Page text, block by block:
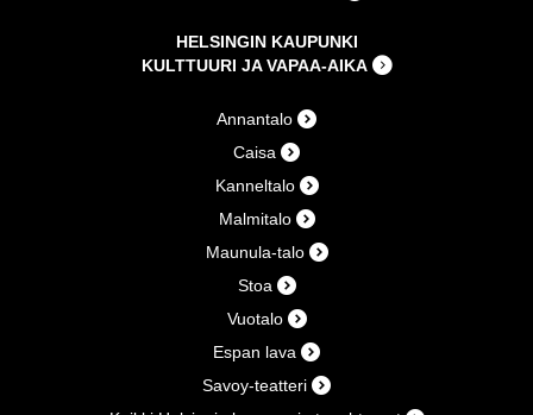
HELSINGIN KAUPUNKI
KULTTUURI JA VAPAA-AIKA
Annantalo
Caisa
Kanneltalo
Malmitalo
Maunula-talo
Stoa
Vuotalo
Espan lava
Savoy-teatteri